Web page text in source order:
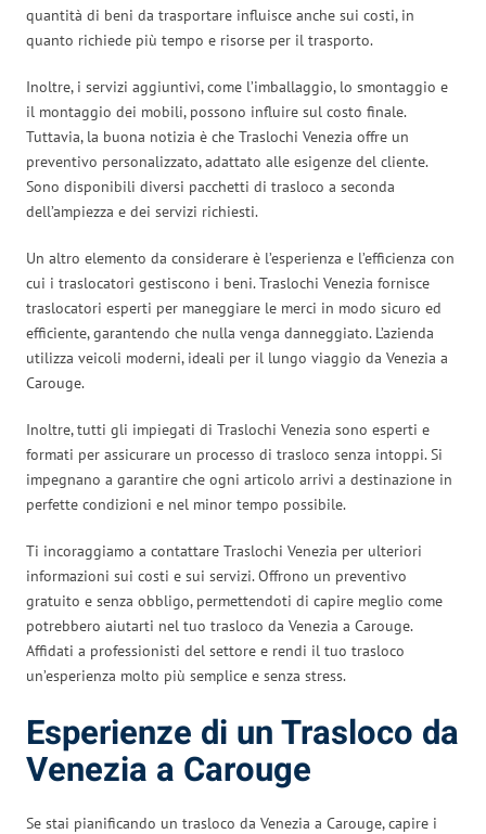
quantità di beni da trasportare influisce anche sui costi, in
quanto richiede più tempo e risorse per il trasporto.
Inoltre, i servizi aggiuntivi, come l’imballaggio, lo smontaggio e
il montaggio dei mobili, possono influire sul costo finale.
Tuttavia, la buona notizia è che Traslochi Venezia offre un
preventivo personalizzato, adattato alle esigenze del cliente.
Sono disponibili diversi pacchetti di trasloco a seconda
dell’ampiezza e dei servizi richiesti.
Un altro elemento da considerare è l’esperienza e l’efficienza con
cui i traslocatori gestiscono i beni. Traslochi Venezia fornisce
traslocatori esperti per maneggiare le merci in modo sicuro ed
efficiente, garantendo che nulla venga danneggiato. L’azienda
utilizza veicoli moderni, ideali per il lungo viaggio da Venezia a
Carouge.
Inoltre, tutti gli impiegati di Traslochi Venezia sono esperti e
formati per assicurare un processo di trasloco senza intoppi. Si
impegnano a garantire che ogni articolo arrivi a destinazione in
perfette condizioni e nel minor tempo possibile.
Ti incoraggiamo a contattare Traslochi Venezia per ulteriori
informazioni sui costi e sui servizi. Offrono un preventivo
gratuito e senza obbligo, permettendoti di capire meglio come
potrebbero aiutarti nel tuo trasloco da Venezia a Carouge.
Affidati a professionisti del settore e rendi il tuo trasloco
un’esperienza molto più semplice e senza stress.
Esperienze di un Trasloco da
Venezia a Carouge
Se stai pianificando un trasloco da Venezia a Carouge, capire i